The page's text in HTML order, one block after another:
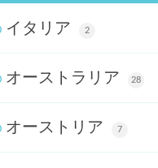
イタリア 2
オーストラリア 28
オーストリア 7